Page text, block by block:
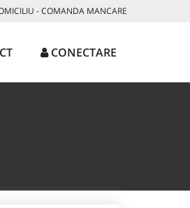
- COMANDA MANCARE
CONECTARE